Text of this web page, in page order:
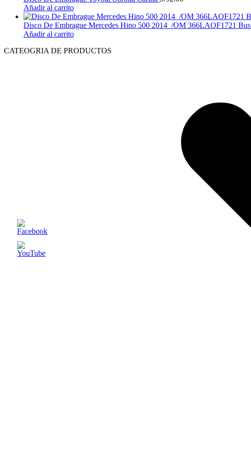
Añadir al carrito
Disco De Embrague Mercedes Hino 500 2014 /OM 366LAOF1721 Bus
Añadir al carrito
CATEOGRIA DE PRODUCTOS